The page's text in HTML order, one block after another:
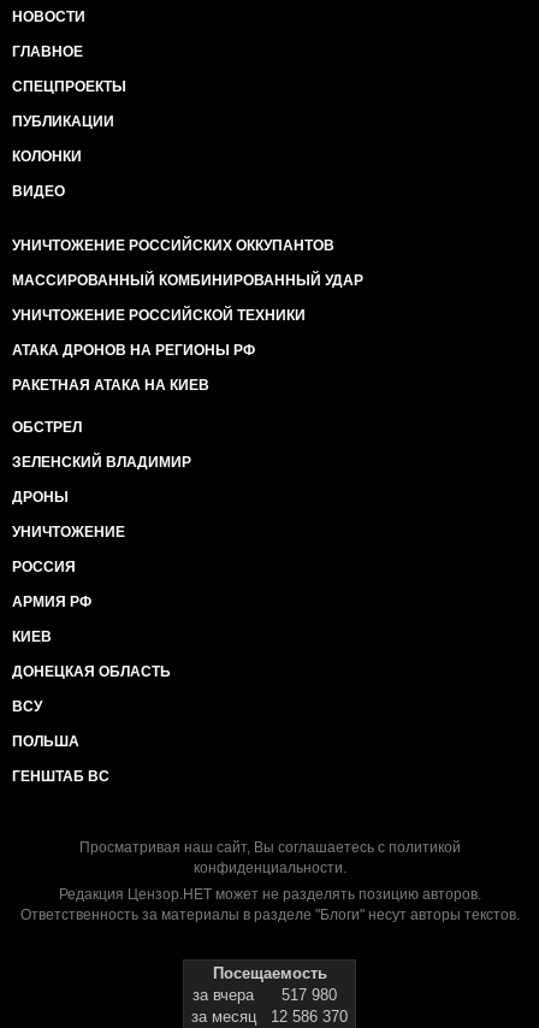
НОВОСТИ
ГЛАВНОЕ
СПЕЦПРОЕКТЫ
ПУБЛИКАЦИИ
КОЛОНКИ
ВИДЕО
УНИЧТОЖЕНИЕ РОССИЙСКИХ ОККУПАНТОВ
МАССИРОВАННЫЙ КОМБИНИРОВАННЫЙ УДАР
УНИЧТОЖЕНИЕ РОССИЙСКОЙ ТЕХНИКИ
АТАКА ДРОНОВ НА РЕГИОНЫ РФ
РАКЕТНАЯ АТАКА НА КИЕВ
ОБСТРЕЛ
ЗЕЛЕНСКИЙ ВЛАДИМИР
ДРОНЫ
УНИЧТОЖЕНИЕ
РОССИЯ
АРМИЯ РФ
КИЕВ
ДОНЕЦКАЯ ОБЛАСТЬ
ВСУ
ПОЛЬША
ГЕНШТАБ ВС
Просматривая наш сайт, Вы соглашаетесь с политикой
конфиденциальности.
Редакция Цензор.НЕТ может не разделять позицию авторов.
Ответственность за материалы в разделе "Блоги" несут авторы текстов.
Посещаемость
за вчера
517 980
за месяц
12 586 370